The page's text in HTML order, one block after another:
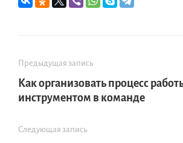
Предыдущая запись
Как организовать процесс
инструментом в команде
Следующая запись